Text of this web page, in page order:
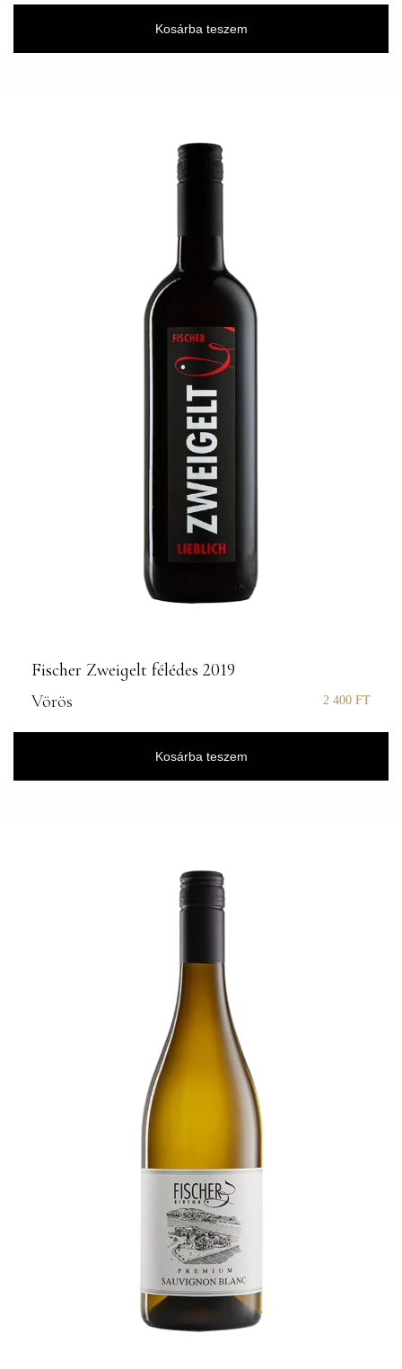
Kosárba teszem
Fischer Zweigelt félédes 2019
Vörös
2 400 FT
Kosárba teszem